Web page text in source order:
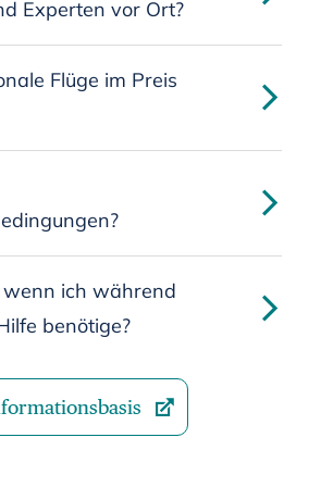
Experten vor Ort?
Flüge im Preis
ich während
benötige?